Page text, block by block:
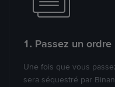
1. Passez un ordre
Une fois que vous
sera séquestré par